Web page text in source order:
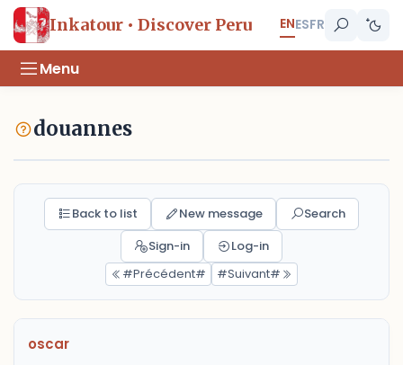
Inkatour • Discover Peru ENESFR
Menu
douannes
Back to list New message
Search
Sign-in
Log-in
#Précédent#
#Suivant#
oscar